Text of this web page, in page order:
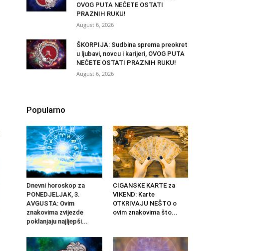
OVOG PUTA NEĆETE OSTATI
PRAZNIH RUKU!
August 6, 2026
ŠKORPIJA: Sudbina sprema preokret
u ljubavi, novcu i karijeri, OVOG PUTA
NEĆETE OSTATI PRAZNIH RUKU!
August 6, 2026
Popularno
Dnevni horoskop za
PONEDJELJAK, 3.
AVGUSTA: Ovim
znakovima zvijezde
poklanjaju najljepši...
CIGANSKE KARTE za
VIKEND: Karte
OTKRIVAJU NEŠTO o
ovim znakovima što...